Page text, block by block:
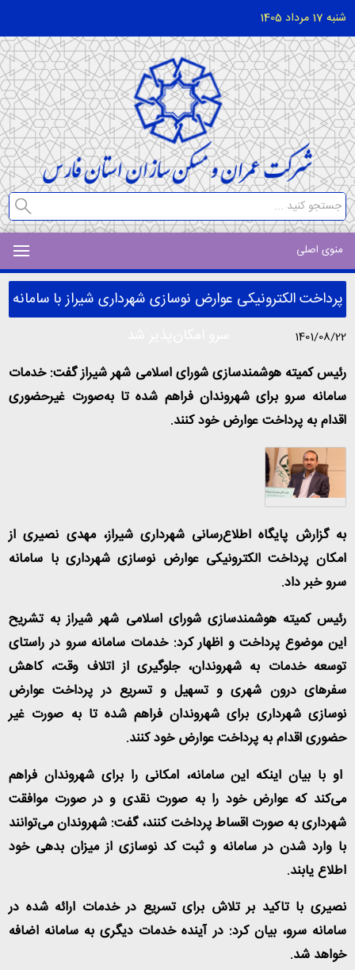
شنبه 17 مرداد 1405
منوی اصلی
پرداخت الکترونیکی عوارض نوسازی شهرداری شیراز با سامانه
1401/08/22
رئیس کمیته هوشمند‌سازی شورای اسلامی شهر شیراز گفت: خدمات
سامانه سرو برای شهروندان فراهم شده تا به‌صورت غیرحضوری
اقدام به پرداخت عوارض خود کنند.
به گزارش پایگاه اطلاع‌رسانی شهرداری شیراز، مهدی نصیری از
امکان پرداخت الکترونیکی عوارض نوسازی شهرداری با سامانه
سرو خبر داد.
رئیس کمیته هوشمند‌سازی شورای اسلامی شهر شیراز به تشریح
این موضوع پرداخت و اظهار کرد: خدمات سامانه سرو در راستای
توسعه خدمات به شهروندان، جلوگیری از اتلاف وقت، کاهش
سفرهای درون شهری و تسهیل و تسریع در پرداخت عوارض
نوسازی شهرداری برای شهروندان فراهم شده تا به صورت غیر
حضوری اقدام به پرداخت عوارض خود کنند.
او با بیان اینکه این سامانه، امکانی را برای شهروندان فراهم
می‌کند که عوارض خود را به صورت نقدی و در صورت موافقت
شهرداری به صورت اقساط پرداخت کنند، گفت: شهروندان می‌توانند
با وارد شدن در سامانه و ثبت کد نوسازی از میزان بدهی خود
اطلاع یابند.
نصیری با تاکید بر تلاش برای تسریع در خدمات ارائه شده در
سامانه سرو، بیان کرد: در آینده خدمات دیگری به سامانه اضافه
خواهد شد.